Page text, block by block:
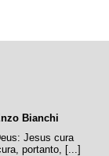
Bianchi
Jesus cura
portanto, [...]